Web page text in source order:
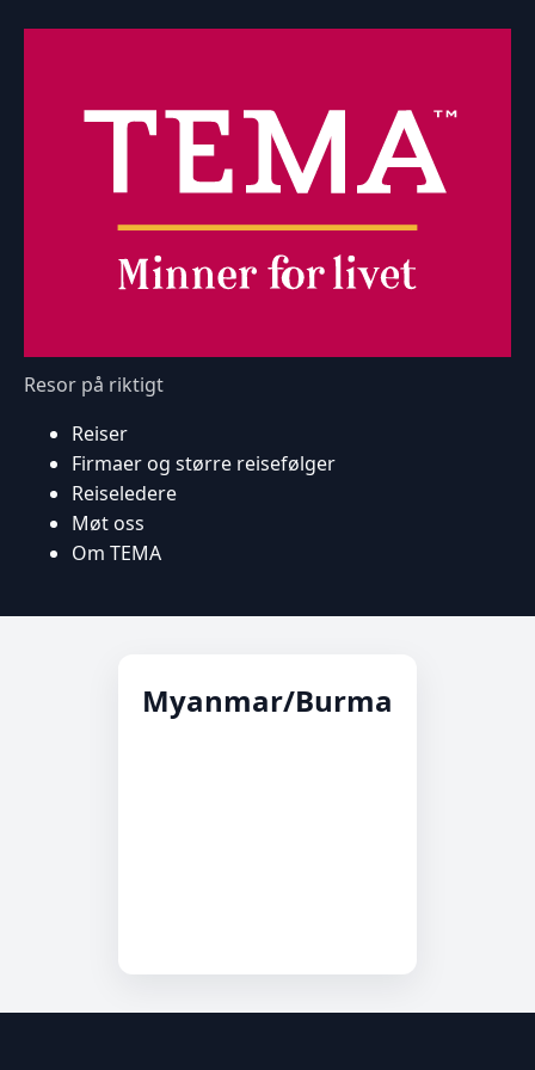
Resor på riktigt
Reiser
Firmaer og større reisefølger
Reiseledere
Møt oss
Om TEMA
Myanmar/Burma